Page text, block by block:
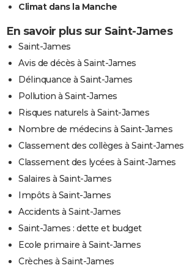
Climat dans la Manche
En savoir plus sur Saint-James
Saint-James
Avis de décès à Saint-James
Délinquance à Saint-James
Pollution à Saint-James
Risques naturels à Saint-James
Nombre de médecins à Saint-James
Classement des collèges à Saint-James
Classement des lycées à Saint-James
Salaires à Saint-James
Impôts à Saint-James
Accidents à Saint-James
Saint-James : dette et budget
Ecole primaire à Saint-James
Crèches à Saint-James